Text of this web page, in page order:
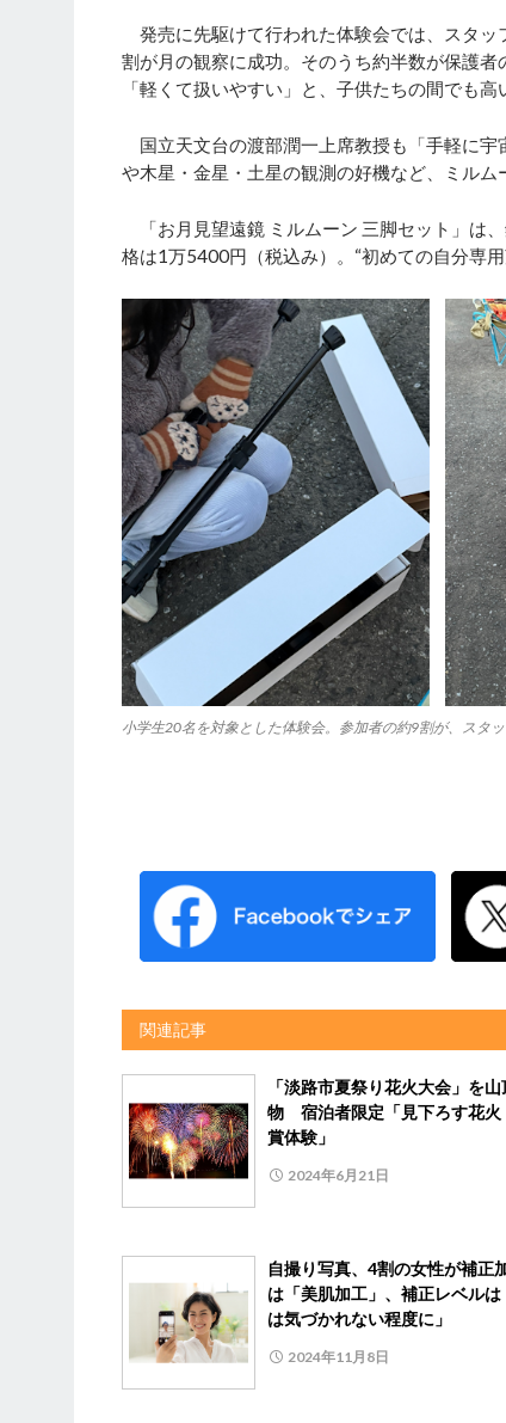
発売に先駆けて行われた体験会では、スタッ
割が月の観察に成功。そのうち約半数が保護者
「軽くて扱いやすい」と、子供たちの間でも高
国立天文台の渡部潤一上席教授も「手軽に
や木星・金星・土星の観測の好機など、ミルム
「お月見望遠鏡 ミルムーン 三脚セット」は
格は1万5400円（税込み）。“初めての自分専
小学生20名を対象とした体験会。参加者の約9割が、スタ
関連記事
「淡路市夏祭り花火大会」を
物 宿泊者限定「見下ろす花火
賞体験」
2024年6月21日
自撮り写真、4割の女性が補正
は「美肌加工」、補正レベルは
は気づかれない程度に」
2024年11月8日